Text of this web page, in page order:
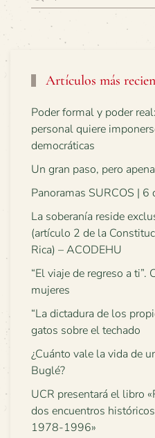
Artículos más
Poder formal y poder
personal quiere
democráticas
Un gran paso, pero
Panoramas SURCOS |
La soberanía reside
(artículo 2 de la
Rica) – ACODEHU
“El viaje de regreso a ti”.
mujeres
“La dictadura de los
gatos sobre el techado
¿Cuánto vale la vida de
Buglé?
UCR presentará el libro
dos encuentros
1978-1996»